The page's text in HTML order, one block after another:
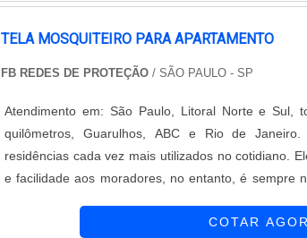
TELA MOSQUITEIRO PARA APARTAMENTO
FB REDES DE PROTEÇÃO/ SÃO PAULO - SP
Atendimento em: São Paulo, Litoral Norte e Sul,
quilômetros, Guarulhos, ABC e Rio de
residências cada vez mais utilizados no cotidiano.
e facilidade aos moradores, no entanto, é sempre
COTAR